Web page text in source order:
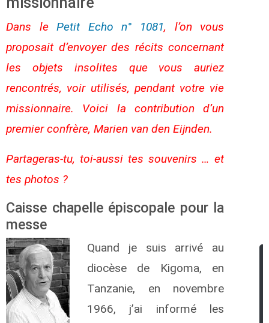
Dans lePetit Echo n° 1081, l’on vous
proposait d’envoyer des récits concernant
les objets insolites que vous auriez
rencontrés, voir utilisés, pendant votre vie
missionnaire. Voici la contribution d’un
premier confrère, Marien van den Eijnden.
Partageras-tu, toi-aussi tes souvenirs … et
tes photos ?
Caisse chapelle épiscopale pour la
messe
Quand je suis arrivé au
diocèse de Kigoma, en
Tanzanie, en novembre
1966, j’ai informé les